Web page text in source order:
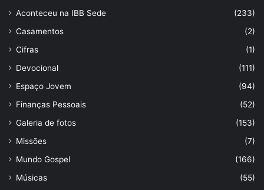
Aconteceu na IBB Sede
(233)
Casamentos
(2)
Cifras
(1)
Devocional
(111)
Espaço Jovem
(94)
Finanças Pessoais
(52)
Galeria de fotos
(153)
Missões
(7)
Mundo Gospel
(166)
Músicas
(55)